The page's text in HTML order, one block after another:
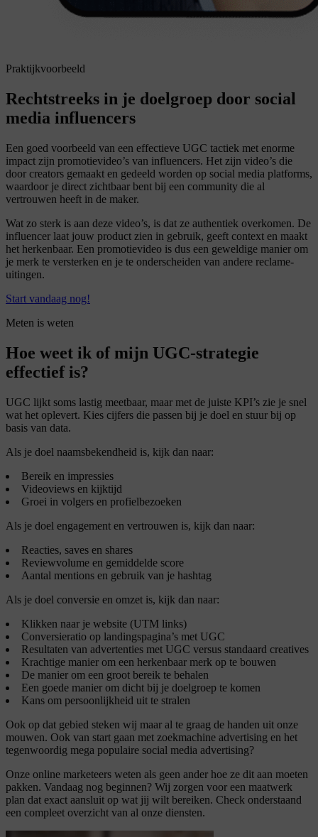
Praktijkvoorbeeld
Rechtstreeks in je doelgroep door social
media influencers
Een goed voorbeeld van een effectieve UGC tactiek met enorme
impact zijn promotievideo’s van influencers. Het zijn video’s die
door creators gemaakt en gedeeld worden op social media platforms,
waardoor je direct zichtbaar bent bij een community die al
vertrouwen heeft in de maker.
Wat zo sterk is aan deze video’s, is dat ze authentiek overkomen. De
influencer laat jouw product zien in gebruik, geeft context en maakt
het herkenbaar. Een promotievideo is dus een geweldige manier om
je merk te versterken en je te onderscheiden van andere reclame-
uitingen.
Start vandaag nog!
Meten is weten
Hoe weet ik of mijn UGC-strategie
effectief is?
UGC lijkt soms lastig meetbaar, maar met de juiste KPI’s zie je snel
wat het oplevert. Kies cijfers die passen bij je doel en stuur bij op
basis van data.
Als je doel naamsbekendheid is, kijk dan naar:
Bereik en impressies
Videoviews en kijktijd
Groei in volgers en profielbezoeken
Als je doel engagement en vertrouwen is, kijk dan naar:
Reacties, saves en shares
Reviewvolume en gemiddelde score
Aantal mentions en gebruik van je hashtag
Als je doel conversie en omzet is, kijk dan naar:
Klikken naar je website (UTM links)
Conversieratio op landingspagina’s met UGC
Resultaten van advertenties met UGC versus standaard creatives
Krachtige manier om een herkenbaar merk op te bouwen
De manier om een groot bereik te behalen
Een goede manier om dicht bij je doelgroep te komen
Kans om persoonlijkheid uit te stralen
Ook op dat gebied steken wij maar al te graag de handen uit onze
mouwen. Ook van start gaan met zoekmachine advertising en het
tegenwoordig mega populaire social media advertising?
Onze online marketeers weten als geen ander hoe ze dit aan moeten
pakken. Vandaag nog beginnen? Wij zorgen voor een maatwerk
plan dat exact aansluit op wat jij wilt bereiken. Check onderstaand
een compleet overzicht van al onze diensten.